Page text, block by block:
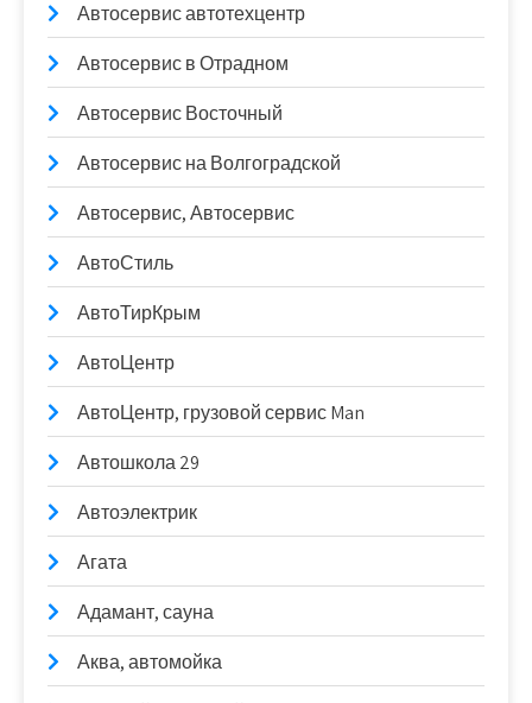
Автосервис автотехцентр
Автосервис в Отрадном
Автосервис Восточный
Автосервис на Волгоградской
Автосервис, Автосервис
АвтоСтиль
АвтоТирКрым
АвтоЦентр
АвтоЦентр, грузовой сервис Man
Автошкола 29
Автоэлектрик
Агата
Адамант, сауна
Аква, автомойка